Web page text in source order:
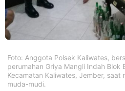
Foto: Anggota Polsek Kaliwates,
perumahan Griya Mangli Indah Blok
Kecamatan Kaliwates, Jember, saat
muda-mudi.